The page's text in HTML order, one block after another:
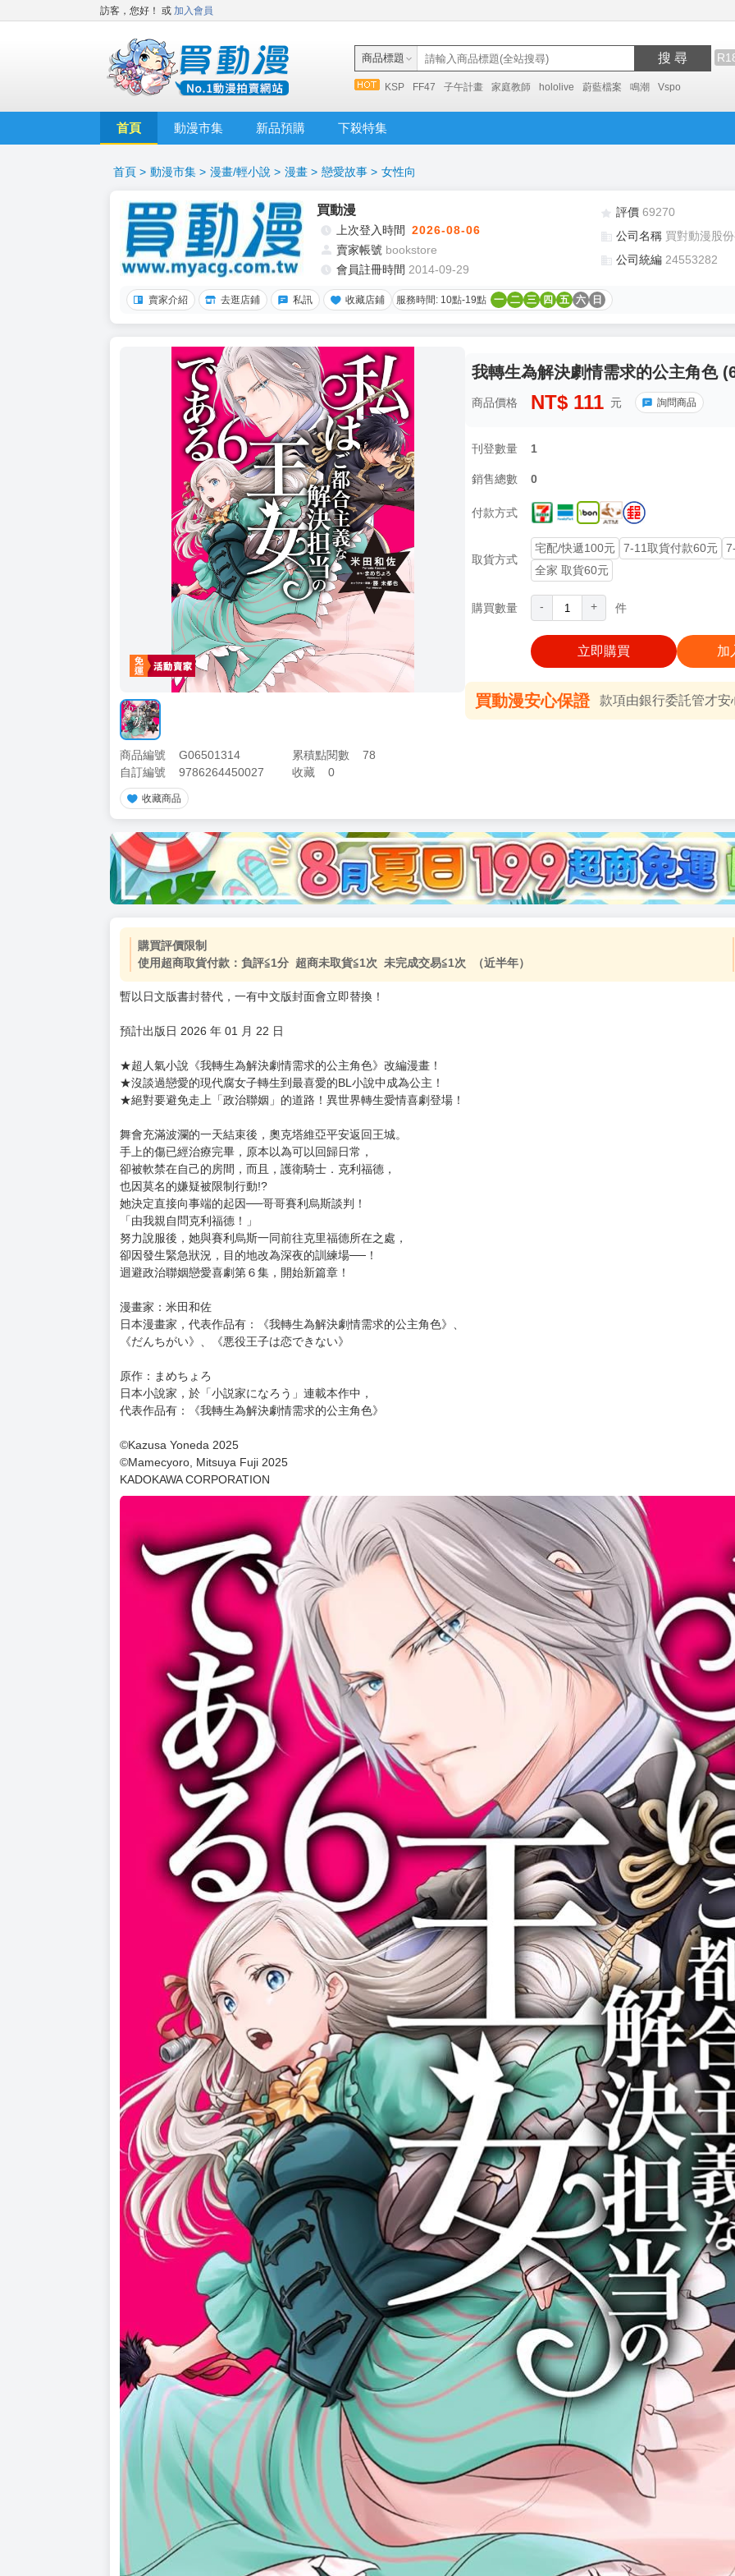
訪客，您好！ 或 加入會員
商品標題 搜 尋
KSP FF47 子午計畫 家庭教師 hololive 蔚藍檔案 鳴潮 Vspo
首頁 動漫市集 新品預購 下殺特集
首頁 > 動漫市集 > 漫畫/輕小說 > 漫畫 > 戀愛故事 > 女性向
買動漫
上次登入時間 2026-08-06
賣家帳號 bookstore
會員註冊時間 2014-09-29
評價 69270
公司名稱 買對動漫股
公司統編 24553282
賣家介紹 去逛店鋪 私訊 收藏店鋪 服務時間: 10點-19點 一 二 三 四 五 六 日
商品編號 G06501314 累積點閱數
78
自訂編號
9786264450027 收藏 0
收藏商品
我轉生為解決劇情需求的公主角色
商品價格 NT$ 111 元 詢問商品
刊登數量 1
銷售總數 0
付款方式
取貨方式
宅配/快遞100元 7-11取貨付款60元
全家 取貨60元
購買數量 - + 件
立即購買 加
買動漫安心保證 款項由銀行委託管才安
加價購 ( 共
(加購品) 買動漫★《$15元-加固紙箱包裝》
-
+
使用超商取貨付款：負評≦1分 超商未取貨≦1次 未完成交易≦1次 （近半年）
暫以日文版書封替代，一有中文版封面會立即替換！
預計出版日 2026 年 01 月 22 日
★超人氣小說《我轉生為解決劇情需求的公主角色》改編漫畫！
★沒談過戀愛的現代腐女子轉生到最喜愛的BL小說中成為公主！
★絕對要避免走上「政治聯姻」的道路！異世界轉生愛情喜劇登場！
舞會充滿波瀾的一天結束後，奧克塔維亞平安返回王城。
手上的傷已經治療完畢，原本以為可以回歸日常，
卻被軟禁在自己的房間，而且，護衛騎士．克利福德，
她決定直接向事端的起因──哥哥賽利烏斯談判！
「由我親自問克利福德！」
努力說服後，她與賽利烏斯一同前往克里福德所在之處，
迴避政治聯姻戀愛喜劇第６集，開始新篇章！
漫畫家：米田和佐
《だんちがい》、《悪役王子は恋できない》
原作：まめちょろ
日本小說家，於「小説家になろう」連載本作中，
代表作品有：《我轉生為解決劇情需求的公主角色》
©Kazusa Yoneda 2025
©Mamecyoro, Mitsuya Fuji 2025
KADOKAWA CORPORATION